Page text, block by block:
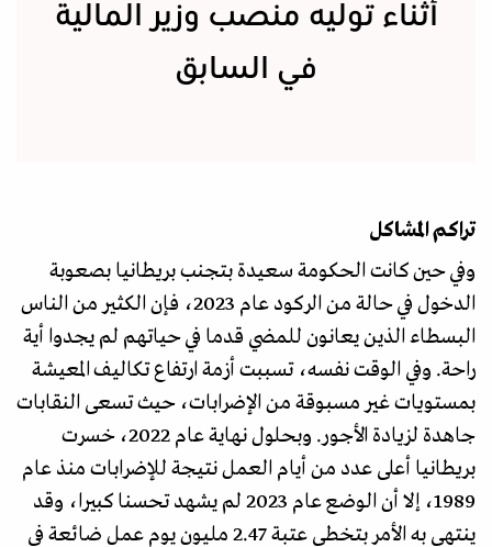
أثناء توليه منصب وزير المالية
في السابق
تراكم المشاكل
وفي حين كانت الحكومة سعيدة بتجنب بريطانيا بصعوبة
الدخول في حالة من الركود عام 2023، فإن الكثير من الناس
البسطاء الذين يعانون للمضي قدما في حياتهم لم يجدوا أية
راحة. وفي الوقت نفسه، تسببت أزمة ارتفاع تكاليف المعيشة
بمستويات غير مسبوقة من الإضرابات، حيث تسعى النقابات
جاهدة لزيادة الأجور. وبحلول نهاية عام 2022، خسرت
بريطانيا أعلى عدد من أيام العمل نتيجة للإضرابات منذ عام
1989، إلا أن الوضع عام 2023 لم يشهد تحسنا كبيرا، وقد
ينتهي به الأمر بتخطي عتبة 2.47 مليون يوم عمل ضائعة في